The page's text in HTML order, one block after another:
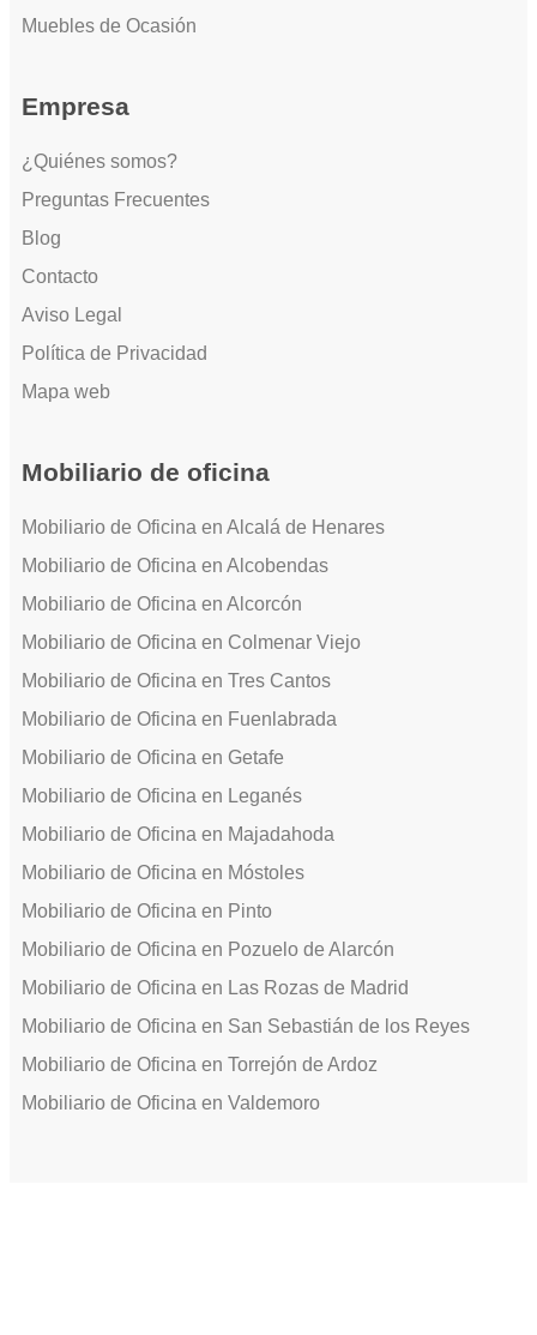
Muebles de Ocasión
Empresa
¿Quiénes somos?
Preguntas Frecuentes
Blog
Contacto
Aviso Legal
Política de Privacidad
Mapa web
Mobiliario de oficina
Mobiliario de Oficina en Alcalá de Henares
Mobiliario de Oficina en Alcobendas
Mobiliario de Oficina en Alcorcón
Mobiliario de Oficina en Colmenar Viejo
Mobiliario de Oficina en Tres Cantos
Mobiliario de Oficina en Fuenlabrada
Mobiliario de Oficina en Getafe
Mobiliario de Oficina en Leganés
Mobiliario de Oficina en Majadahoda
Mobiliario de Oficina en Móstoles
Mobiliario de Oficina en Pinto
Mobiliario de Oficina en Pozuelo de Alarcón
Mobiliario de Oficina en Las Rozas de Madrid
Mobiliario de Oficina en San Sebastián de los Reyes
Mobiliario de Oficina en Torrejón de Ardoz
Mobiliario de Oficina en Valdemoro